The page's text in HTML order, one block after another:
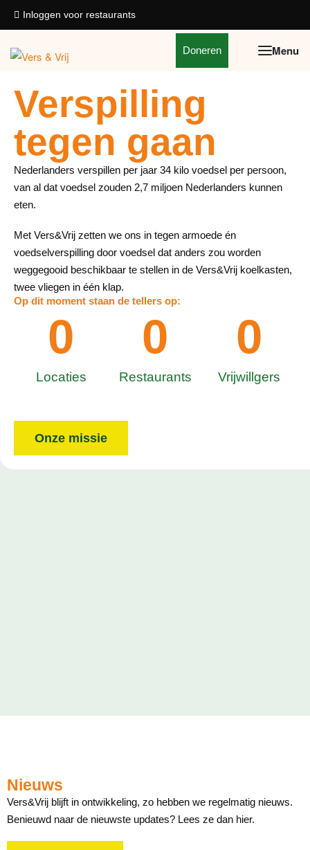
Inloggen voor restaurants
Doneren
Verspilling
tegen gaan
Nederlanders verspillen per jaar 34 kilo voedsel per persoon,
van al dat voedsel zouden 2,7 miljoen Nederlanders kunnen
eten.
Met Vers&Vrij zetten we ons in tegen armoede én
voedselverspilling door voedsel dat anders zou worden
weggegooid beschikbaar te stellen in de Vers&Vrij koelkasten,
twee vliegen in één klap.
Op dit moment staan de tellers op:
Locaties
0
Restaurants
0
Vrijwillgers
0
Onze missie
Nieuws
Vers&Vrij blijft in ontwikkeling, zo hebben we regelmatig nieuws.
Benieuwd naar de nieuwste updates? Lees ze dan hier.